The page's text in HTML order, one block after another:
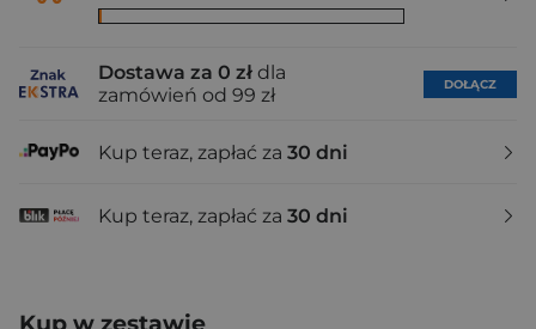
Dostawa za 0 zł dla
zamówień od 99 zł
DOŁĄCZ
Kup teraz, zapłać za 30 dni
Kup teraz, zapłać za 30 dni